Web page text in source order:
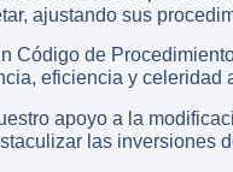
ajustando sus
Código de
eficiencia y celeridad
apoyo a la
las inversiones